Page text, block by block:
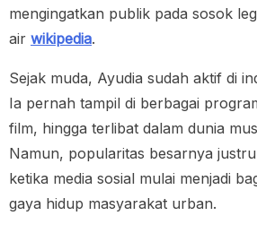
mengingatkan publik pada sosok
air wikipedia.
Sejak muda, Ayudia sudah aktif di
Ia pernah tampil di berbagai
film, hingga terlibat dalam dunia
Namun, popularitas besarnya
ketika media sosial mulai menjadi
gaya hidup masyarakat urban.